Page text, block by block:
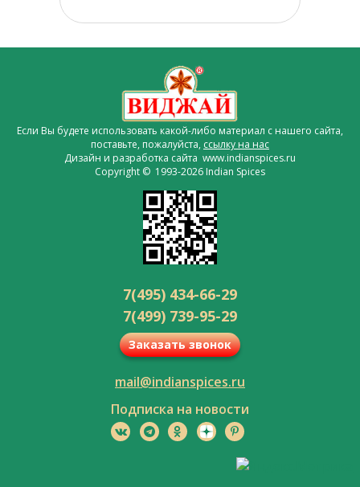
Если Вы будете использовать какой-либо материал с нашего сайта,
поставьте, пожалуйста, ссылку на нас
Дизайн и разработка сайта www.indianspices.ru
Copyright © 1993-2026 Indian Spices
7(495) 434-66-29
7(499) 739-95-29
Заказать звонок
mail@indianspices.ru
Подписка на новости